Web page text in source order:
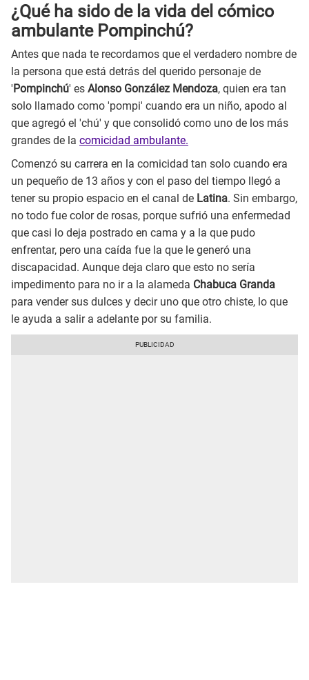
¿Qué ha sido de la vida del cómico
ambulante Pompinchú?
Antes que nada te recordamos que el verdadero nombre de
la persona que está detrás del querido personaje de
'Pompinchú' es Alonso González Mendoza, quien era tan
solo llamado como 'pompi' cuando era un niño, apodo al
que agregó el 'chú' y que consolidó como uno de los más
grandes de la comicidad ambulante.
Comenzó su carrera en la comicidad tan solo cuando era
un pequeño de 13 años y con el paso del tiempo llegó a
tener su propio espacio en el canal de Latina. Sin embargo,
no todo fue color de rosas, porque sufrió una enfermedad
que casi lo deja postrado en cama y a la que pudo
enfrentar, pero una caída fue la que le generó una
discapacidad. Aunque deja claro que esto no sería
impedimento para no ir a la alameda Chabuca Granda
para vender sus dulces y decir uno que otro chiste, lo que
le ayuda a salir a adelante por su familia.